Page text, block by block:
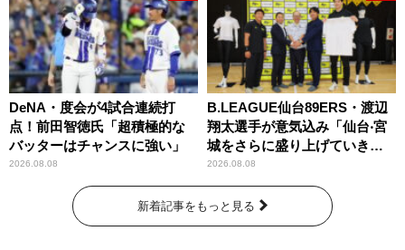
DeNA・度会が4試合連続打
点！前田智徳氏「超積極的な
バッターはチャンスに強い」
2026.08.08
B.LEAGUE仙台89ERS・渡辺
翔太選手が意気込み「仙台‧宮
城をさらに盛り上げていきた
いです」
2026.08.08
新着記事をもっと見る